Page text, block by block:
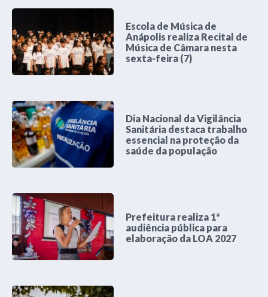
Escola de Música de
Anápolis realiza Recital de
Música de Câmara nesta
sexta-feira (7)
Dia Nacional da Vigilância
Sanitária destaca trabalho
essencial na proteção da
saúde da população
Prefeitura realiza 1ª
audiência pública para
elaboração da LOA 2027